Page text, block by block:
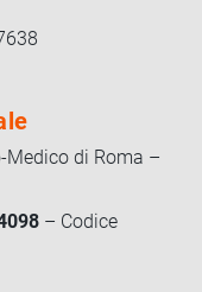
Medico di Roma –
– Codice